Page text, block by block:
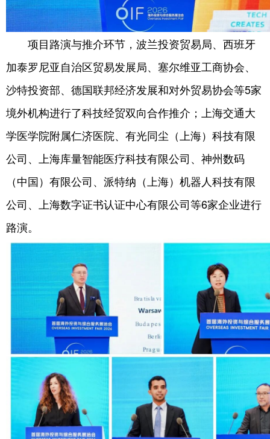
项目路演与推介环节，波兰投资贸易局、西班牙
加泰罗尼亚自治区贸易发展局、塞尔维亚工商协会、
沙特投资部、德国联邦经济发展和对外贸易协会等5家
境外机构进行了科技经贸双向合作推介；上海交通大
学医学院附属仁济医院、有光同尘（上海）科技有限
公司、上海库量智能医疗科技有限公司、神州数码
（中国）有限公司、派特纳（上海）机器人科技有限
公司、上海数字证书认证中心有限公司等6家企业进行
路演。